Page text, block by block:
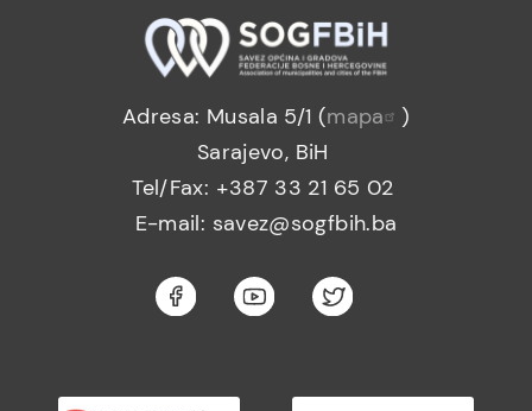
Adresa: Musala 5/1 (mapa
)
Sarajevo, BiH
Tel/Fax: +387 33 21 65 02
E-mail: savez@sogfbih.ba